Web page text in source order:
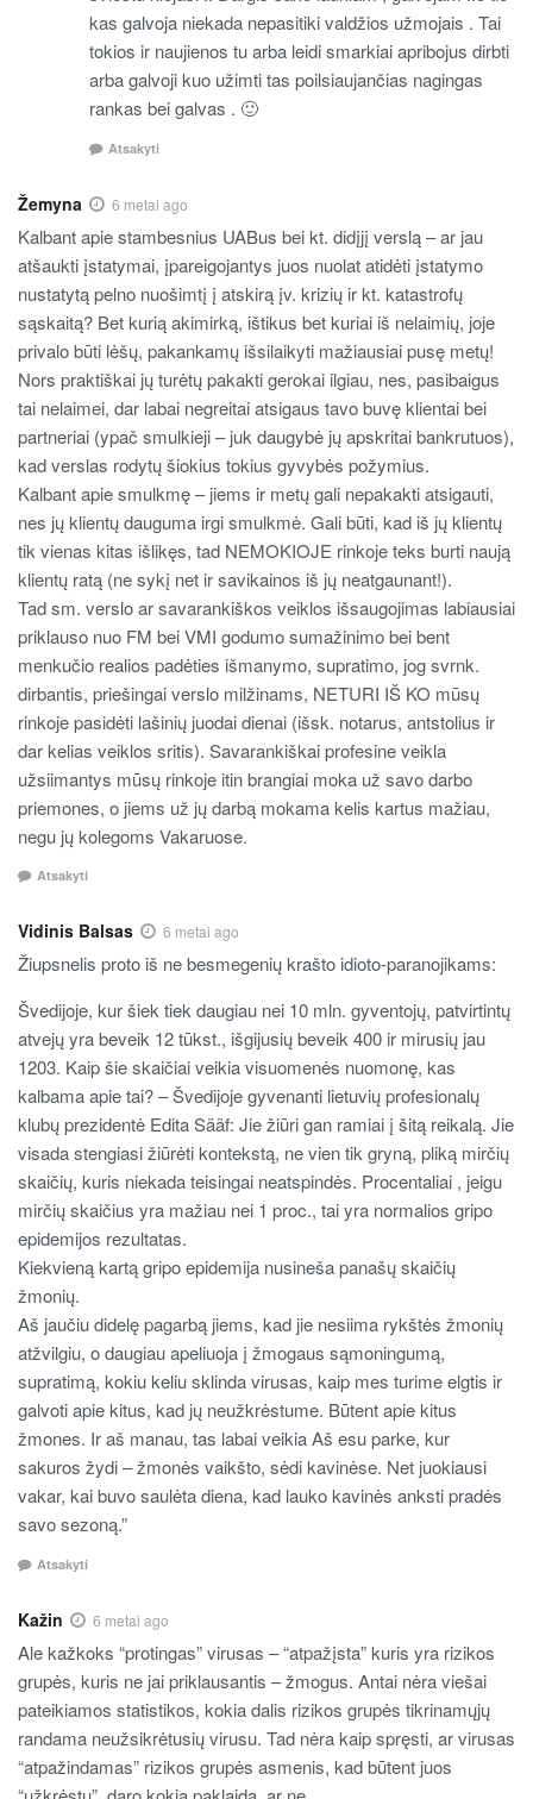
kas galvoja niekada nepasitiki valdžios užmojais . Tai
tokios ir naujienos tu arba leidi smarkiai apribojus dirbti
arba galvoji kuo užimti tas poilsiaujančias nagingas
rankas bei galvas . 🙂
Atsakyti
Žemyna 6 metai ago
Kalbant apie stambesnius UABus bei kt. didįjį verslą – ar jau
atšaukti įstatymai, įpareigojantys juos nuolat atidėti įstatymo
nustatytą pelno nuošimtį į atskirą įv. krizių ir kt. katastrofų
sąskaitą? Bet kurią akimirką, ištikus bet kuriai iš nelaimių, joje
privalo būti lėšų, pakankamų išsilaikyti mažiausiai pusę metų!
Nors praktiškai jų turėtų pakakti gerokai ilgiau, nes, pasibaigus
tai nelaimei, dar labai negreitai atsigaus tavo buvę klientai bei
partneriai (ypač smulkieji – juk daugybė jų apskritai bankrutuos),
kad verslas rodytų šiokius tokius gyvybės požymius.
Kalbant apie smulkmę – jiems ir metų gali nepakakti atsigauti,
nes jų klientų dauguma irgi smulkmė. Gali būti, kad iš jų klientų
tik vienas kitas išlikęs, tad NEMOKIOJE rinkoje teks burti naują
klientų ratą (ne sykį net ir savikainos iš jų neatgaunant!).
Tad sm. verslo ar savarankiškos veiklos išsaugojimas labiausiai
priklauso nuo FM bei VMI godumo sumažinimo bei bent
menkučio realios padėties išmanymo, supratimo, jog svrnk.
dirbantis, priešingai verslo milžinams, NETURI IŠ KO mūsų
rinkoje pasidėti lašinių juodai dienai (išsk. notarus, antstolius ir
dar kelias veiklos sritis). Savarankiškai profesine veikla
užsiimantys mūsų rinkoje itin brangiai moka už savo darbo
priemones, o jiems už jų darbą mokama kelis kartus mažiau,
negu jų kolegoms Vakaruose.
Atsakyti
Vidinis Balsas 6 metai ago
Žiupsnelis proto iš ne besmegenių krašto idioto-paranojikams:
Švedijoje, kur šiek tiek daugiau nei 10 mln. gyventojų, patvirtintų
atvejų yra beveik 12 tūkst., išgijusių beveik 400 ir mirusių jau
1203. Kaip šie skaičiai veikia visuomenės nuomonę, kas
kalbama apie tai? – Švedijoje gyvenanti lietuvių profesionalų
klubų prezidentė Edita Sääf: Jie žiūri gan ramiai į šitą reikalą. Jie
visada stengiasi žiūrėti kontekstą, ne vien tik gryną, pliką mirčių
skaičių, kuris niekada teisingai neatspindės. Procentaliai , jeigu
mirčių skaičius yra mažiau nei 1 proc., tai yra normalios gripo
epidemijos rezultatas.
Kiekvieną kartą gripo epidemija nusineša panašų skaičių
žmonių.
Aš jaučiu didelę pagarbą jiems, kad jie nesiima rykštės žmonių
atžvilgiu, o daugiau apeliuoja į žmogaus sąmoningumą,
supratimą, kokiu keliu sklinda virusas, kaip mes turime elgtis ir
galvoti apie kitus, kad jų neužkrėstume. Būtent apie kitus
žmones. Ir aš manau, tas labai veikia Aš esu parke, kur
sakuros žydi – žmonės vaikšto, sėdi kavinėse. Net juokiausi
vakar, kai buvo saulėta diena, kad lauko kavinės anksti pradės
savo sezoną.”
Atsakyti
Kažin 6 metai ago
Ale kažkoks “protingas” virusas – “atpažįsta” kuris yra rizikos
grupės, kuris ne jai priklausantis – žmogus. Antai nėra viešai
pateikiamos statistikos, kokia dalis rizikos grupės tikrinamųjų
randama neužsikrėtusių virusu. Tad nėra kaip spręsti, ar virusas
“atpažindamas” rizikos grupės asmenis, kad būtent juos